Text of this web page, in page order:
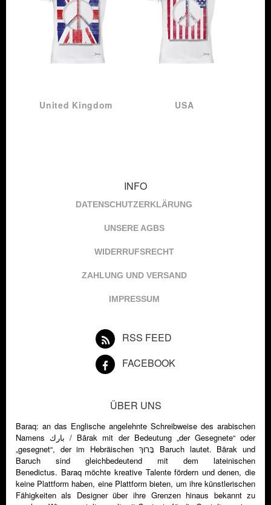
United Kingdom USA
INFO
DATENSCHUTZERKLÄRUNG
UNSERE AGBS
WIDERRUFSRECHT
ZAHLUNG UND VERSAND
IMPRESSUM
RSS FEED
FACEBOOK
ÜBER UNS
Baraq: an das Englische angelehnte Schreibweise des arabischen
Namens ‏بارك‎ / Bārak mit der Bedeutung „der Gesegnete“ oder
„gesegnet“, der im Hebräischen בָּרוּךְ Baruch lautet. Bārak und
Baruch sind gleichbedeutend mit dem lateinischen
Benedictus. Baraq möchte kreative Talente fördern und denen, die
keine Plattform haben, eine Plattform bieten, um ihre künstlerischen
Fähigkeiten als Designer über ihre Grenzen hinaus bekannt zu